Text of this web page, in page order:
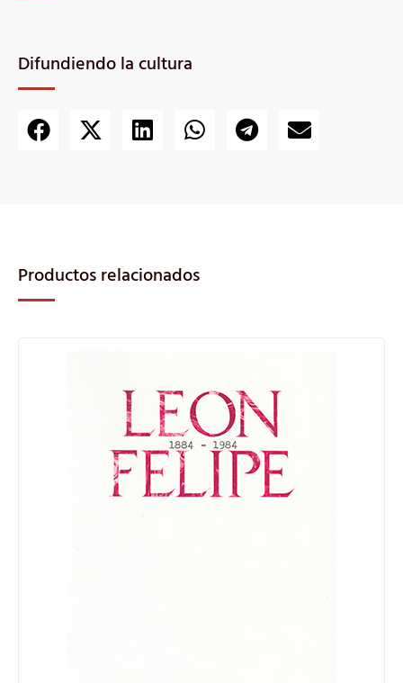
Difundiendo la cultura
Productos relacionados